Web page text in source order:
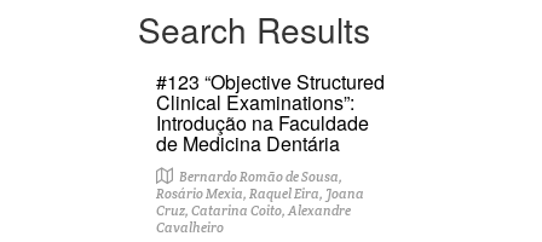
Search Results
#123 “Objective Structured
Clinical Examinations”:
Introdução na Faculdade
de Medicina Dentária
Bernardo Romão de Sousa,
Rosário Mexia, Raquel Eira, Joana
Cruz, Catarina Coito, Alexandre
Cavalheiro